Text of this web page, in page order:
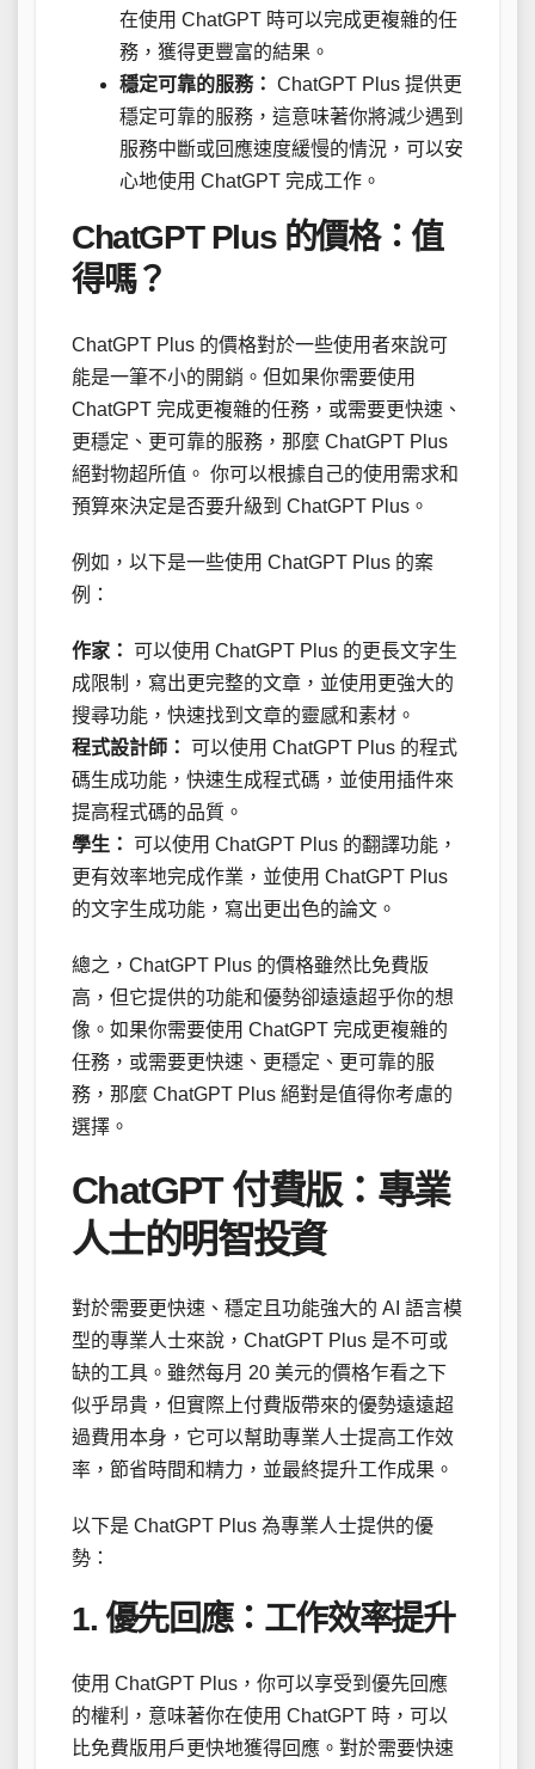
在使用 ChatGPT 時可以完成更複雜的任
務，獲得更豐富的結果。
穩定可靠的服務： ChatGPT Plus 提供更
穩定可靠的服務，這意味著你將減少遇到
服務中斷或回應速度緩慢的情況，可以安
心地使用 ChatGPT 完成工作。
ChatGPT Plus 的價格：值
得嗎？
ChatGPT Plus 的價格對於一些使用者來說可
能是一筆不小的開銷。但如果你需要使用
ChatGPT 完成更複雜的任務，或需要更快速、
更穩定、更可靠的服務，那麼 ChatGPT Plus
絕對物超所值。 你可以根據自己的使用需求和
預算來決定是否要升級到 ChatGPT Plus。
例如，以下是一些使用 ChatGPT Plus 的案
例：
作家： 可以使用 ChatGPT Plus 的更長文字生
成限制，寫出更完整的文章，並使用更強大的
搜尋功能，快速找到文章的靈感和素材。
程式設計師： 可以使用 ChatGPT Plus 的程式
碼生成功能，快速生成程式碼，並使用插件來
提高程式碼的品質。
學生： 可以使用 ChatGPT Plus 的翻譯功能，
更有效率地完成作業，並使用 ChatGPT Plus
的文字生成功能，寫出更出色的論文。
總之，ChatGPT Plus 的價格雖然比免費版
高，但它提供的功能和優勢卻遠遠超乎你的想
像。如果你需要使用 ChatGPT 完成更複雜的
任務，或需要更快速、更穩定、更可靠的服
務，那麼 ChatGPT Plus 絕對是值得你考慮的
選擇。
ChatGPT 付費版：專業
人士的明智投資
對於需要更快速、穩定且功能強大的 AI 語言模
型的專業人士來說，ChatGPT Plus 是不可或
缺的工具。雖然每月 20 美元的價格乍看之下
似乎昂貴，但實際上付費版帶來的優勢遠遠超
過費用本身，它可以幫助專業人士提高工作效
率，節省時間和精力，並最終提升工作成果。
以下是 ChatGPT Plus 為專業人士提供的優
勢：
1. 優先回應：工作效率提升
使用 ChatGPT Plus，你可以享受到優先回應
的權利，意味著你在使用 ChatGPT 時，可以
比免費版用戶更快地獲得回應。對於需要快速